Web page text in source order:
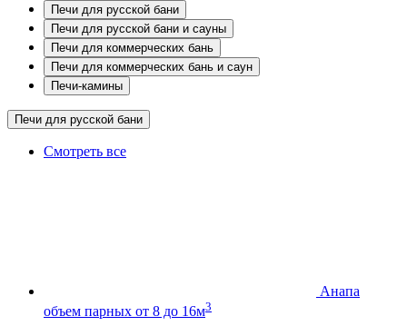
Печи для русской бани
Печи для русской бани и сауны
Печи для коммерческих бань
Печи для коммерческих бань и саун
Печи-камины
Печи для русской бани
Смотреть все
Анапа
объем парных от 8 до 16м3